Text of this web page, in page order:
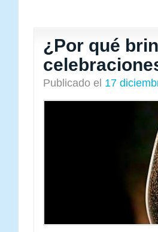
¿Por qué
Publicado el 17